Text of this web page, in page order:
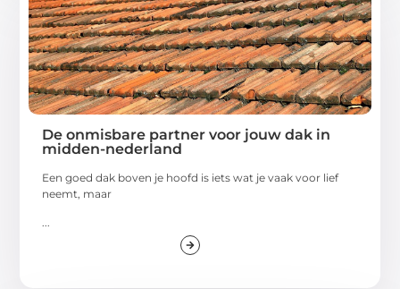
De onmisbare partner voor jouw dak in
midden-nederland
Een goed dak boven je hoofd is iets wat je vaak voor lief
neemt, maar
...